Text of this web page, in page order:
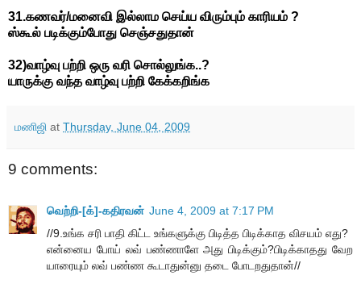
31.கணவர்/மனைவி இல்லாம செய்ய விரும்பும் காரியம் ?
ஸ்கூல் படிக்கும்போது செஞ்சதுதான்
32)வாழ்வு பற்றி ஒரு வரி சொல்லுங்க..?
யாருக்கு வந்த வாழ்வு பற்றி கேக்கறிங்க
மணிஜி at Thursday, June 04, 2009
9 comments:
வெற்றி-[க்]-கதிரவன் June 4, 2009 at 7:17 PM
//9.உங்க சரி பாதி கிட்ட உங்களுக்கு பிடித்த பிடிக்காத விசயம் எது?
என்னைய போய் லவ் பண்ணாளே அது பிடிக்கும்?பிடிக்காதது வேற
யாரையும் லவ் பண்ண கூடாதுன்னு தடை போடறதுதான்//